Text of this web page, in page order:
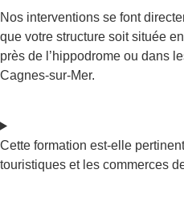
Nos interventions se font
que votre structure soit située
près de l’hippodrome ou dans
Cagnes-sur-Mer.
Cette formation est-elle
touristiques et les commerces